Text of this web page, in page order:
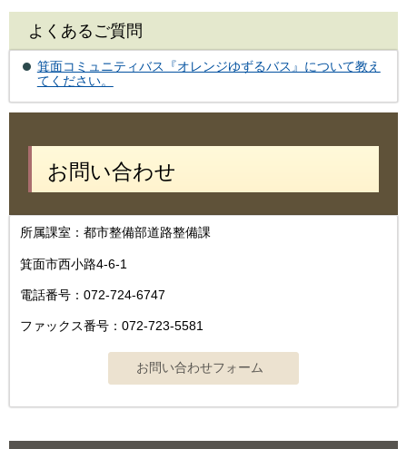
よくあるご質問
箕面コミュニティバス『オレンジゆずるバス』について教え
てください。
お問い合わせ
所属課室：都市整備部道路整備課
箕面市西小路4-6-1
電話番号：072-724-6747
ファックス番号：072-723-5581